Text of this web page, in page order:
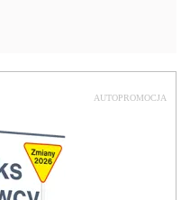
AUTOPROMOCJA